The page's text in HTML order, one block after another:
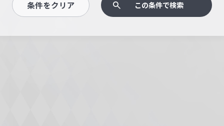
条件をクリア この条件で検索